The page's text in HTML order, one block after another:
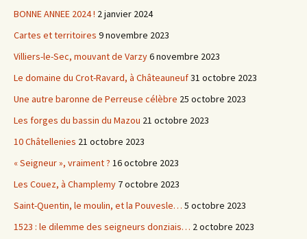
BONNE ANNEE 2024 ! 2 janvier 2024
Cartes et territoires 9 novembre 2023
Villiers-le-Sec, mouvant de Varzy6 novembre 2023
Le domaine du Crot-Ravard, à Châteauneuf31 octobre 2023
Une autre baronne de Perreuse célèbre 25 octobre 2023
Les forges du bassin du Mazou 21 octobre 2023
10 Châtellenies 21 octobre 2023
« Seigneur », vraiment ? 16 octobre 2023
Les Couez, à Champlemy 7 octobre 2023
Saint-Quentin, le moulin, et la Pouvesle… 5 octobre 2023
1523 : le dilemme des seigneurs donziais… 2 octobre 2023